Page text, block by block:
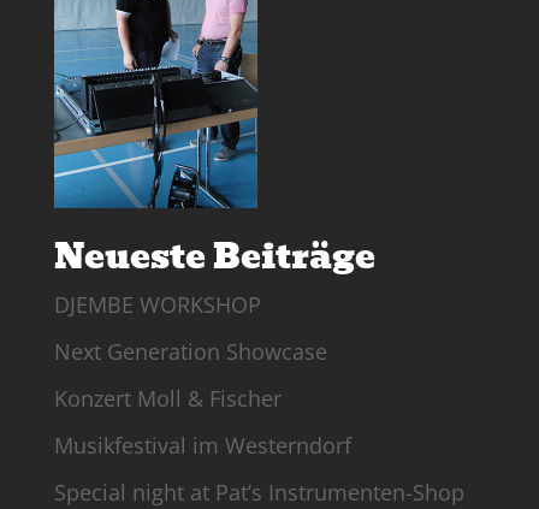
Neueste Beiträge
DJEMBE WORKSHOP
Next Generation Showcase
Konzert Moll & Fischer
Musikfestival im Westerndorf
Special night at Pat’s Instrumenten-Shop